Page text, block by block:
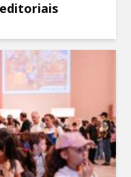
editoriais